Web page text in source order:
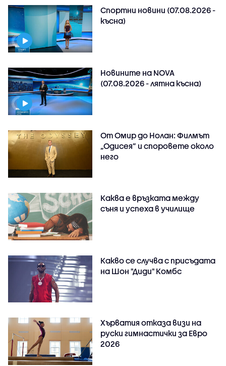
Спортни новини (07.08.2026 -
късна)
Новините на NOVA
(07.08.2026 - лятна късна)
От Омир до Нолан: Филмът
„Одисея” и споровете около
него
Каква е връзката между
съня и успеха в училище
Какво се случва с присъдата
на Шон "Диди" Комбс
Хърватия отказа визи на
руски гимнастички за Евро
2026